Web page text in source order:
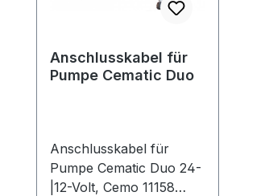
Anschlusskabel für
Pumpe Cematic Duo
Anschlusskabel für
Pumpe Cematic Duo 24-
|12-Volt, Cemo 11158